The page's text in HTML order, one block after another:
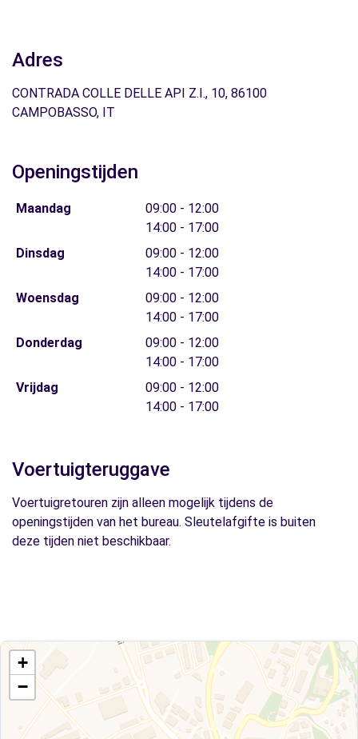
Adres
CONTRADA COLLE DELLE API Z.I., 10, 86100
CAMPOBASSO, IT
Openingstijden
Maandag
09:00 - 12:00
14:00 - 17:00
Dinsdag
09:00 - 12:00
14:00 - 17:00
Woensdag
09:00 - 12:00
14:00 - 17:00
Donderdag
09:00 - 12:00
14:00 - 17:00
Vrijdag
09:00 - 12:00
14:00 - 17:00
Voertuigteruggave
Voertuigretouren zijn alleen mogelijk tijdens de
openingstijden van het bureau. Sleutelafgifte is buiten
deze tijden niet beschikbaar.
+
−